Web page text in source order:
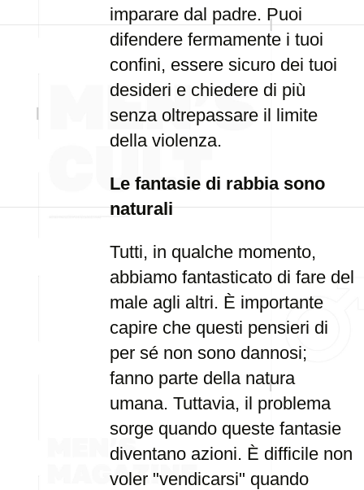
imparare dal padre. Puoi
difendere fermamente i tuoi
confini, essere sicuro dei tuoi
desideri e chiedere di più
senza oltrepassare il limite
della violenza.
Le fantasie di rabbia sono
naturali
Tutti, in qualche momento,
abbiamo fantasticato di fare del
male agli altri. È importante
capire che questi pensieri di
per sé non sono dannosi;
fanno parte della natura
umana. Tuttavia, il problema
sorge quando queste fantasie
diventano azioni. È difficile non
voler "vendicarsi" quando